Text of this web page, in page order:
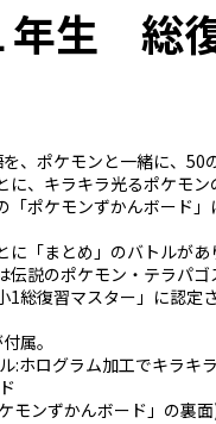
年生 総
、ポケモンと一緒に、50
に、キラキラ光るポケモ
「ポケモンずかんボード
に「まとめ」のバトルが
伝説のポケモン・テラパ
総復習マスター」に認定さ
属。
:ホログラム加工でキラキ
モンずかんボード」の裏